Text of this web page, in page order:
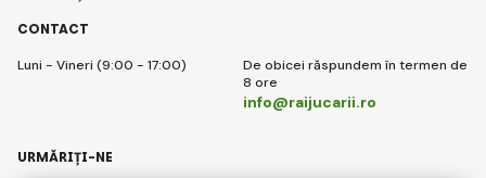
CONTACT
Luni - Vineri (9:00 - 17:00)
De obicei răspundem în termen de
8 ore
info@raijucarii.ro
URMĂRIȚI-NE